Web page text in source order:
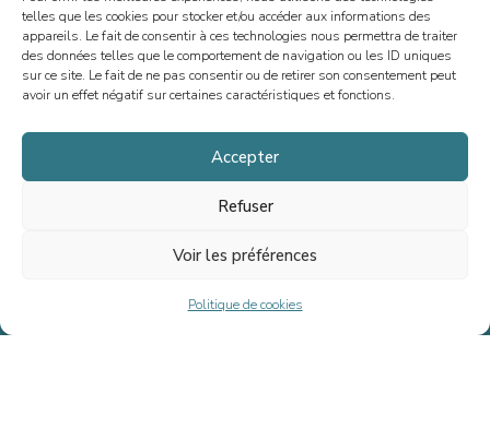
telles que les cookies pour stocker et/ou accéder aux informations des
appareils. Le fait de consentir à ces technologies nous permettra de traiter
des données telles que le comportement de navigation ou les ID uniques
sur ce site. Le fait de ne pas consentir ou de retirer son consentement peut
avoir un effet négatif sur certaines caractéristiques et fonctions.
Accepter
Refuser
Voir les préférences
Politique de cookies
Depuis 2013, nous sommes spécialisés dans le conseil en fusions-
acquisitions, levées de fonds et situations spéciales, en France et à
l’international. Notre vocation est d’accompagner la croissance des
dirigeant(e)s, entrepreneurs, PME et ETI, en offrant un conseil sur